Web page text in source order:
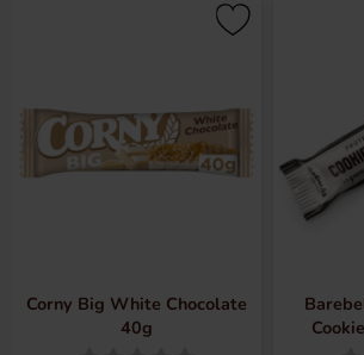
Corny Big White Chocolate
40g